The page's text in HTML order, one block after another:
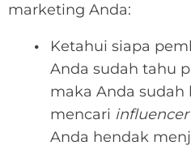
marketing Anda:
Ketahui siapa
Anda sudah tahu
maka Anda
mencari influencer
Anda hendak